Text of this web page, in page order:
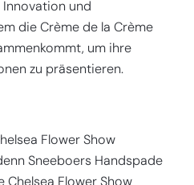
und
die Crème de la Crème
um ihre
zu präsentieren.
Flower Show
Sneeboers Handspade
Chelsea Flower Show